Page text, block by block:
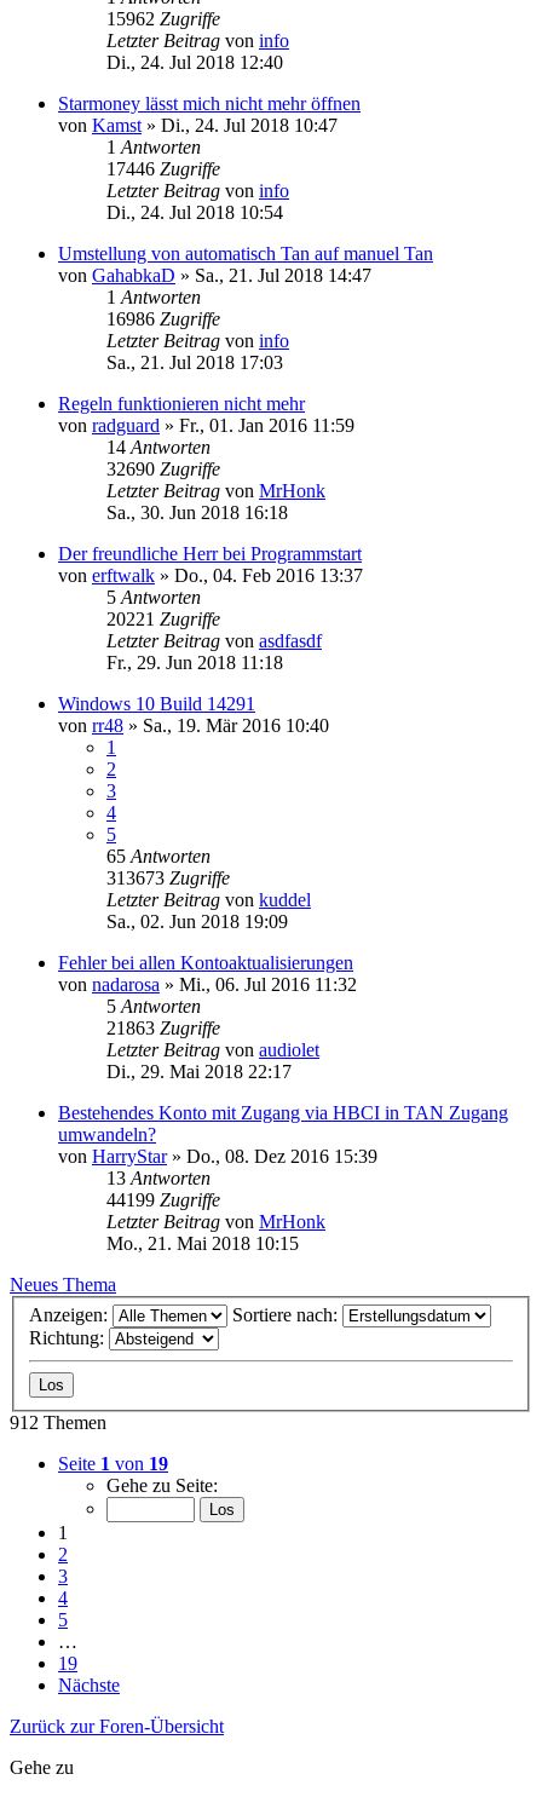
15962 Zugriffe
Letzter Beitrag von info
Di., 24. Jul 2018 12:40
Starmoney lässt mich nicht mehr öffnen
von Kamst » Di., 24. Jul 2018 10:47
1 Antworten
17446 Zugriffe
Letzter Beitrag von info
Di., 24. Jul 2018 10:54
Umstellung von automatisch Tan auf manuel Tan
von GahabkaD » Sa., 21. Jul 2018 14:47
1 Antworten
16986 Zugriffe
Letzter Beitrag von info
Sa., 21. Jul 2018 17:03
Regeln funktionieren nicht mehr
von radguard » Fr., 01. Jan 2016 11:59
14 Antworten
32690 Zugriffe
Letzter Beitrag von MrHonk
Sa., 30. Jun 2018 16:18
Der freundliche Herr bei Programmstart
von erftwalk » Do., 04. Feb 2016 13:37
5 Antworten
20221 Zugriffe
Letzter Beitrag von asdfasdf
Fr., 29. Jun 2018 11:18
Windows 10 Build 14291
von rr48 » Sa., 19. Mär 2016 10:40
1
2
3
4
5
65 Antworten
313673 Zugriffe
Letzter Beitrag von kuddel
Sa., 02. Jun 2018 19:09
Fehler bei allen Kontoaktualisierungen
von nadarosa » Mi., 06. Jul 2016 11:32
5 Antworten
21863 Zugriffe
Letzter Beitrag von audiolet
Di., 29. Mai 2018 22:17
Bestehendes Konto mit Zugang via HBCI in TAN Zugang
umwandeln?
von HarryStar» Do., 08. Dez 2016 15:39
13 Antworten
44199 Zugriffe
Letzter Beitrag von MrHonk
Mo., 21. Mai 2018 10:15
Neues Thema
Anzeigen:
Sortiere nach:
Richtung:
912 Themen
Seite 1 von 19
Gehe zu Seite:
1
2
3
4
5
…
19
Nächste
Zurück zur Foren-Übersicht
Gehe zu